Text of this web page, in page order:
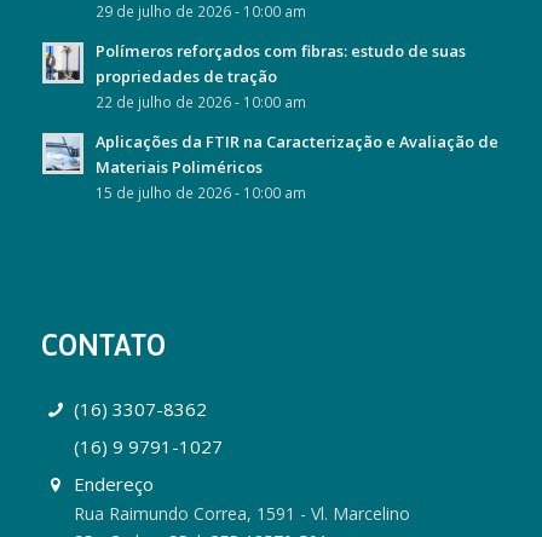
29 de julho de 2026 - 10:00 am
Polímeros reforçados com fibras: estudo de suas
propriedades de tração
22 de julho de 2026 - 10:00 am
Aplicações da FTIR na Caracterização e Avaliação de
Materiais Poliméricos
15 de julho de 2026 - 10:00 am
CONTATO
(16) 3307-8362
(16) 9 9791-1027
Endereço
Rua Raimundo Correa, 1591 - Vl. Marcelino